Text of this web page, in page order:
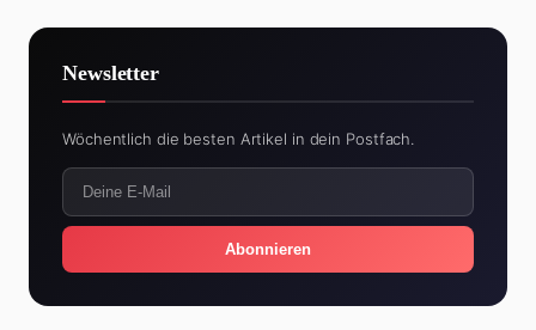
Newsletter
Wöchentlich die besten Artikel in dein Postfach.
Abonnieren